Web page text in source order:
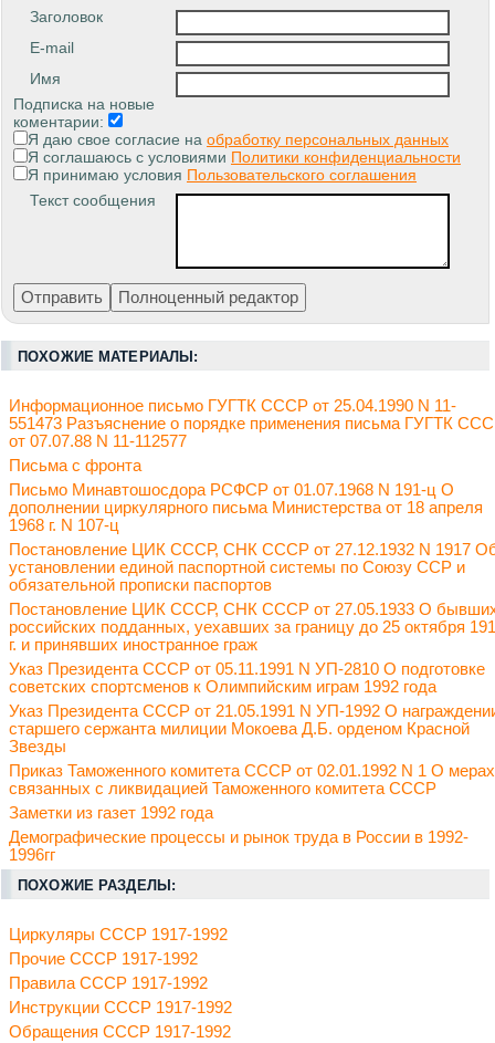
Заголовок
E-mail
Имя
Подписка на новые
коментарии:
Я даю свое согласие на обработку персональных данных
Я соглашаюсь с условиями Политики конфиденциальности
Я принимаю условия Пользовательского соглашения
Текст сообщения
ПОХОЖИЕ МАТЕРИАЛЫ:
Информационное письмо ГУГТК СССР от 25.04.1990 N 11-
551473 Разъяснение о порядке применения письма ГУГТК
от 07.07.88 N 11-112577
Письма с фронта
Письмо Минавтошосдора РСФСР от 01.07.1968 N 191-ц О
дополнении циркулярного письма Министерства от 18 апреля
1968 г. N 107-ц
Постановление ЦИК СССР, СНК СССР от 27.12.1932 N 1917
установлении единой паспортной системы по Союзу ССР и
обязательной прописки паспортов
Постановление ЦИК СССР, СНК СССР от 27.05.1933 О
российских подданных, уехавших за границу до 25 октября
г. и принявших иностранное граж
Указ Президента СССР от 05.11.1991 N УП-2810 О подготовке
советских спортсменов к Олимпийским играм 1992 года
Указ Президента СССР от 21.05.1991 N УП-1992 О
старшего сержанта милиции Мокоева Д.Б. орденом Красной
Звезды
Приказ Таможенного комитета СССР от 02.01.1992 N 1 О
связанных с ликвидацией Таможенного комитета СССР
Заметки из газет 1992 года
Демографические процессы и рынок труда в России в 1992-
1996гг
ПОХОЖИЕ РАЗДЕЛЫ:
Циркуляры СССР 1917-1992
Прочие СССР 1917-1992
Правила СССР 1917-1992
Инструкции СССР 1917-1992
Обращения СССР 1917-1992